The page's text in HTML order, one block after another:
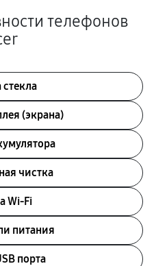
телефонов
(экрана)
чистка
Wi-Fi
питания
порта